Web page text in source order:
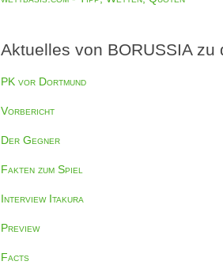
Aktuelles von BORUSSIA zu
PK vor Dortmund
Vorbericht
Der Gegner
Fakten zum Spiel
Interview Itakura
Preview
Facts